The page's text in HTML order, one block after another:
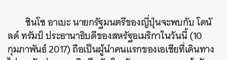
ชินโซ อาเบะ นายกรัฐมนตรีของญี่ปุ่นจะพบกับ โดนั
ลด์ ทรัมป์ ประธานาธิบดีของสหรัฐอเมริกาในวันนี้ (10
กุมภาพันธ์ 2017) ถือเป็นผู้นำคนแรกของเอเชียที่เดินทาง